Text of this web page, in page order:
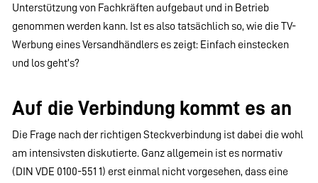
Unterstützung von Fachkräften aufgebaut und in Betrieb
genommen werden kann. Ist es also tatsächlich so, wie die TV-
Werbung eines Versandhändlers es zeigt: Einfach einstecken
und los geht’s?
Auf die Verbindung kommt es an
Die Frage nach der richtigen Steckverbindung ist dabei die wohl
am intensivsten diskutierte. Ganz allgemein ist es normativ
(DIN VDE 0100-551 1) erst einmal nicht vorgesehen, dass eine